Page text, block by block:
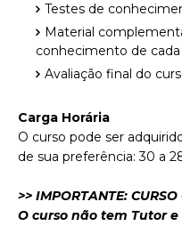
Testes de
Material
conhecimento de
Avaliação final do
Carga Horária
O curso pode ser
de sua preferência: 30 a
>> IMPORTANTE:
O curso não tem Tutor e